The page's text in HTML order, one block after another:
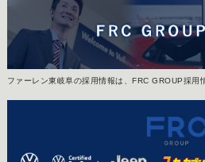
ファーレン東岐阜の採用情報は、FRC GROUP採用